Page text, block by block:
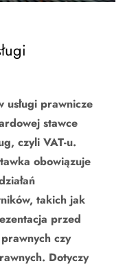
usługi prawnicze
stawce
czyli VAT-u.
obowiązuje
takich jak
przed
czy
Dotyczy